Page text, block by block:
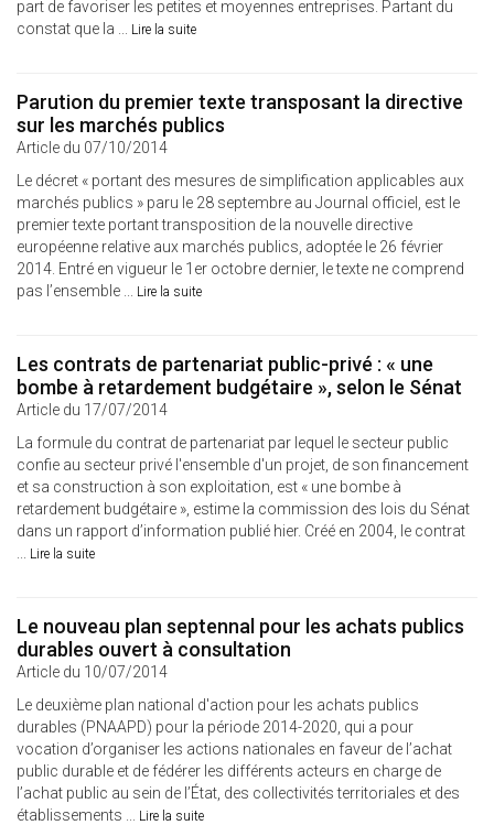
part de favoriser les petites et moyennes entreprises. Partant du
constat que la ... Lire la suite
Parution du premier texte transposant la directive
sur les marchés publics
Article du 07/10/2014
Le décret « portant des mesures de simplification applicables aux
marchés publics » paru le 28 septembre au Journal officiel, est le
premier texte portant transposition de la nouvelle directive
européenne relative aux marchés publics, adoptée le 26 février
2014. Entré en vigueur le 1er octobre dernier, le texte ne comprend
pas l’ensemble ... Lire la suite
Les contrats de partenariat public-privé : « une
bombe à retardement budgétaire », selon le Sénat
Article du 17/07/2014
La formule du contrat de partenariat par lequel le secteur public
confie au secteur privé l'ensemble d'un projet, de son financement
et sa construction à son exploitation, est « une bombe à
retardement budgétaire », estime la commission des lois du Sénat
dans un rapport d’information publié hier. Créé en 2004, le contrat
... Lire la suite
Le nouveau plan septennal pour les achats publics
durables ouvert à consultation
Article du 10/07/2014
Le deuxième plan national d'action pour les achats publics
durables (PNAAPD) pour la période 2014-2020, qui a pour
vocation d’organiser les actions nationales en faveur de l’achat
public durable et de fédérer les différents acteurs en charge de
l’achat public au sein de l’État, des collectivités territoriales et des
établissements ... Lire la suite